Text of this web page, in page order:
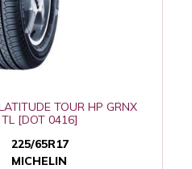
TOUR HP GRNX
[DOT 0416]
225/65R17
MICHELIN